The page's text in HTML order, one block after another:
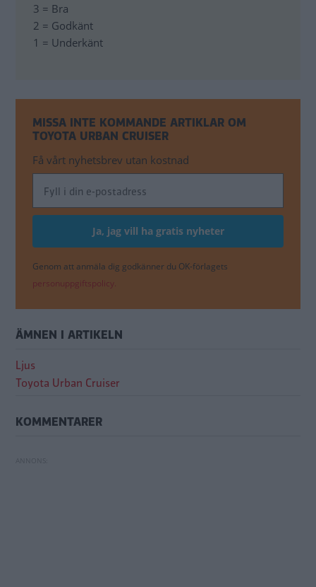
3 = Bra
2 = Godkänt
1 = Underkänt
MISSA INTE KOMMANDE ARTIKLAR OM
TOYOTA URBAN CRUISER
Få vårt nyhetsbrev utan kostnad
Genom att anmäla dig godkänner du OK-förlagets
personuppgiftspolicy.
ÄMNEN I ARTIKELN
Ljus
Toyota Urban Cruiser
KOMMENTARER